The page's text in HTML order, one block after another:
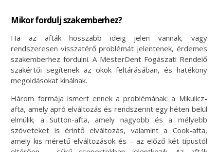
Mikor fordulj szakemberhez?
Ha az afták hosszabb ideig jelen vannak, vagy
rendszeresen visszatérő problémát jelentenek, érdemes
szakemberhez fordulni. A MesterDent Fogászati Rendelő
szakértői segítenek az okok feltárásában, és hatékony
megoldásokat kínálnak.
Három formája ismert ennek a problémának: a Mikulicz-
afta, amely apró elváltozás és rendszerint egy héten belül
elmúlik; a Sutton-afta, amely nagyobb és a mélyebb
szöveteket is érintő elváltozás, valamint a Cook-afta,
amely kis méretű elváltozások és – az előző két típustól